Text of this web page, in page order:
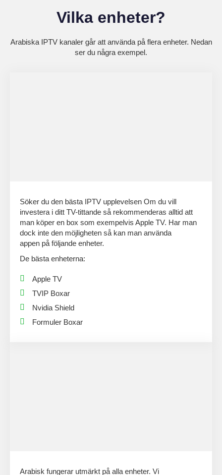
Vilka enheter?
Arabiska IPTV kanaler går att använda på flera enheter. Nedan
ser du några exempel.
Söker du den bästa IPTV upplevelsen Om du vill
investera i ditt TV-tittande så rekommenderas alltid att
man köper en box som exempelvis Apple TV. Har man
dock inte den möjligheten så kan man använda
appen på följande enheter.
De bästa enheterna:
Apple TV
TVIP Boxar
Nvidia Shield
Formuler Boxar
Arabisk fungerar utmärkt på alla enheter. Vi